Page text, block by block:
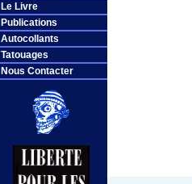
Le Livre
Publications
Autocollants
Tatouages
Nous Contacter